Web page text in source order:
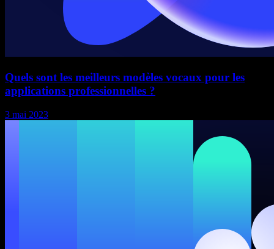
Quels sont les meilleurs modèles vocaux pour les
applications professionnelles ?
3 mai 2023